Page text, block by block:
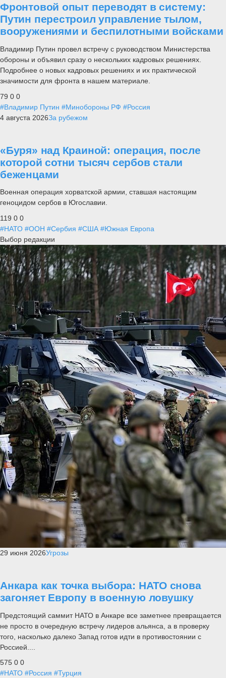
Фронтовой опыт переводят в систему:
Путин перестроил управление тылом,
вооружениями и беспилотными войсками
Владимир Путин провел встречу с руководством Министерства
обороны и объявил сразу о нескольких кадровых решениях.
Подробнее о новых кадровых решениях и их практической
значимости для фронта в нашем материале.
79 0 0
#Владимир Путин #Минобороны РФ #Россия
4 августа 2026За рубежом
«Буря» над Краиной: операция, после
которой сотни тысяч сербов стали
беженцами
Военная операция хорватской армии, ставшая настоящим
геноцидом сербов в Югославии.
119 0 0
#НАТО #ООН #Сербия #США #Южная Европа
Выбор редакции
29 июня 2026Угрозы
Анкара как точка выбора: НАТО снова
загоняет Европу в военную ловушку
Предстоящий саммит НАТО в Анкаре все заметнее превращается
не просто в очередную встречу лидеров альянса, а в проверку
того, насколько далеко Запад готов идти в противостоянии с
Россией....
575 0 0
#НАТО #Россия #Турция